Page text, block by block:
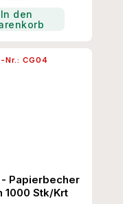
In den
Papierbecher
1000 Stk/Krt
Nr.: CG04